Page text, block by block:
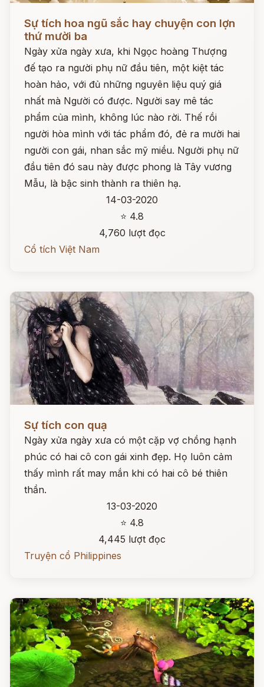
Sự tích hoa ngũ sắc hay chuyện con lợn
thứ mười ba
Ngày xửa ngày xưa, khi Ngọc hoàng Thượng
đế tạo ra người phụ nữ đầu tiên, một kiệt tác
hoàn hảo, với đủ những nguyên liệu quý giá
nhất mà Người có được. Người say mê tác
phẩm của mình, không lúc nào rời. Thế rồi
người hòa mình với tác phẩm đó, đẻ ra mười hai
người con gái, nhan sắc mỹ miều. Người phụ nữ
đầu tiên đó sau này được phong là Tây vương
Mẫu, là bậc sinh thành ra thiên hạ.
14-03-2020
⭐ 4.8
4,760 lượt đọc
Cổ tích Việt Nam
Sự tích con quạ
Ngày xửa ngày xưa có một cặp vợ chồng hạnh
phúc có hai cô con gái xinh đẹp. Họ luôn cảm
thấy mình rất may mắn khi có hai cô bé thiên
thần.
13-03-2020
⭐ 4.8
4,445 lượt đọc
Truyện cổ Philippines